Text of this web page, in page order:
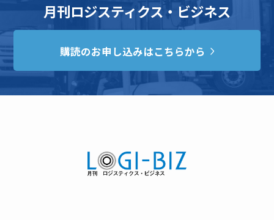
月刊ロジスティクス・ビジネス
購読のお申し込みはこちらから